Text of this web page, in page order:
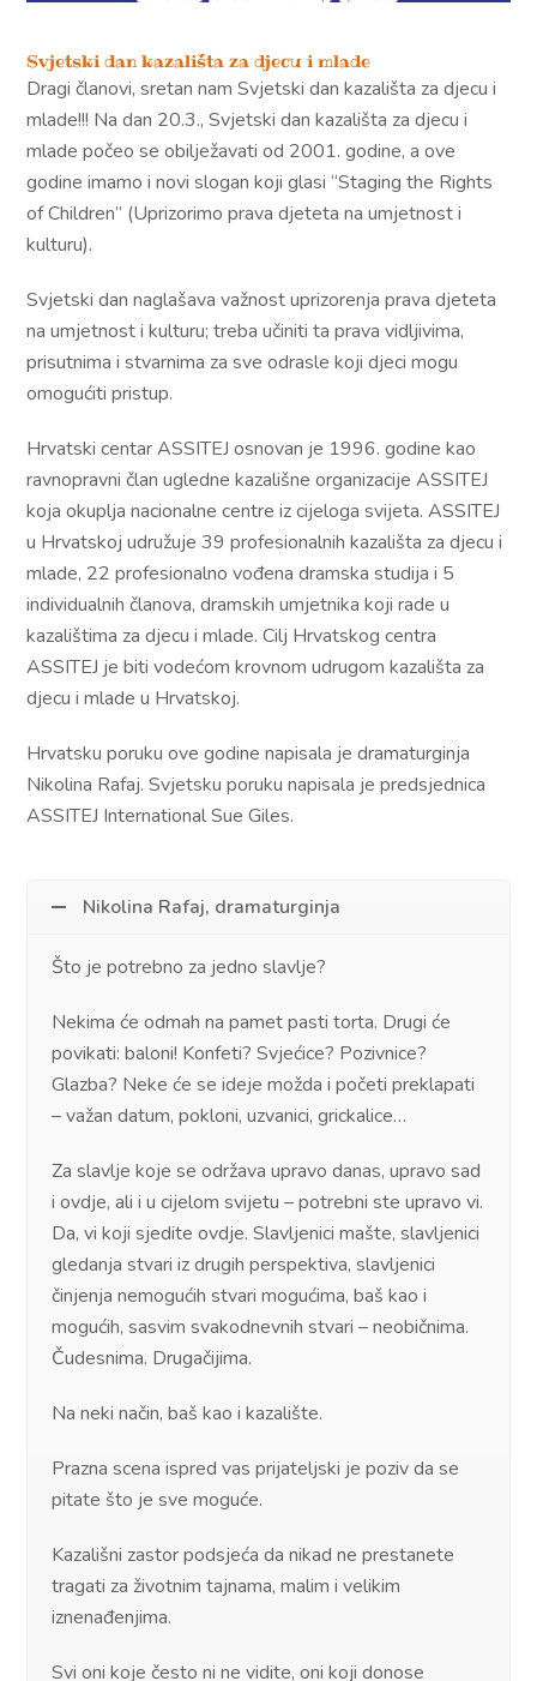
Svjetski dan kazališta za djecu i mlade
Dragi članovi, sretan nam Svjetski dan kazališta za djecu i
mlade!!! Na dan 20.3., Svjetski dan kazališta za djecu i
mlade počeo se obilježavati od 2001. godine, a ove
godine imamo i novi slogan koji glasi “Staging the Rights
of Children” (Uprizorimo prava djeteta na umjetnost i
kulturu).
Svjetski dan naglašava važnost uprizorenja prava djeteta
na umjetnost i kulturu; treba učiniti ta prava vidljivima,
prisutnima i stvarnima za sve odrasle koji djeci mogu
omogućiti pristup.
Hrvatski centar ASSITEJ osnovan je 1996. godine kao
ravnopravni član ugledne kazališne organizacije ASSITEJ
koja okuplja nacionalne centre iz cijeloga svijeta. ASSITEJ
u Hrvatskoj udružuje 39 profesionalnih kazališta za djecu i
mlade, 22 profesionalno vođena dramska studija i 5
individualnih članova, dramskih umjetnika koji rade u
kazalištima za djecu i mlade. Cilj Hrvatskog centra
ASSITEJ je biti vodećom krovnom udrugom kazališta za
djecu i mlade u Hrvatskoj.
Hrvatsku poruku ove godine napisala je dramaturginja
Nikolina Rafaj. Svjetsku poruku napisala je predsjednica
ASSITEJ International Sue Giles.
Nikolina Rafaj, dramaturginja
Što je potrebno za jedno slavlje?
Nekima će odmah na pamet pasti torta. Drugi će
povikati: baloni! Konfeti? Svjećice? Pozivnice?
Glazba? Neke će se ideje možda i početi preklapati
– važan datum, pokloni, uzvanici, grickalice…
Za slavlje koje se održava upravo danas, upravo sad
i ovdje, ali i u cijelom svijetu – potrebni ste upravo vi.
Da, vi koji sjedite ovdje. Slavljenici mašte, slavljenici
gledanja stvari iz drugih perspektiva, slavljenici
činjenja nemogućih stvari mogućima, baš kao i
mogućih, sasvim svakodnevnih stvari – neobičnima.
Čudesnima. Drugačijima.
Na neki način, baš kao i kazalište.
Prazna scena ispred vas prijateljski je poziv da se
pitate što je sve moguće.
Kazališni zastor podsjeća da nikad ne prestanete
tragati za životnim tajnama, malim i velikim
iznenađenjima.
Svi oni koje često ni ne vidite, oni koji donose